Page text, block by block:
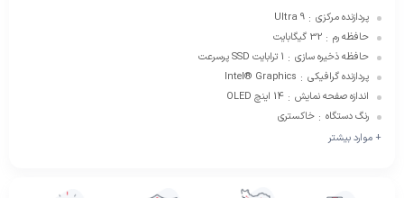
پردازنده مرکزی :
Ultra 9
حافظه رم : 32 گیگابایت
حافظه ذخیره سازی : 1 ترابایت SSD پرسرعت
پردازنده گرافیکی :
Intel® Graphics
اندازه صفحه نمایش : 14 اینچ OLED
رنگ دستگاه : خاکستری
+ موارد بیشتر